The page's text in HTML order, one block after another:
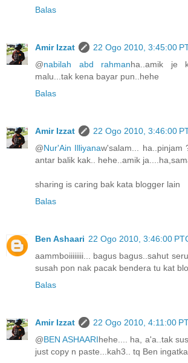
Balas
Amir Izzat
22 Ogo 2010, 3:45:00
@nabilah abd rahmanha..amik je
malu...tak kena bayar pun..hehe
Balas
Amir Izzat
22 Ogo 2010, 3:46:00
@Nur'Ain Illiyanaw'salam... ha..pinjam
antar balik kak.. hehe..amik
sharing is caring bak kata blogger lain
Balas
Ben Ashaari 22 Ogo 2010, 3:46:00
aammboiiiiiiii... bagus bagus..sahut
susah pon nak pacak bendera tu kat
Balas
Amir Izzat
22 Ogo 2010, 4:11:00
@BEN ASHAARIhehe.... ha, a'a..tak
just copy n paste...kah3.. tq Ben